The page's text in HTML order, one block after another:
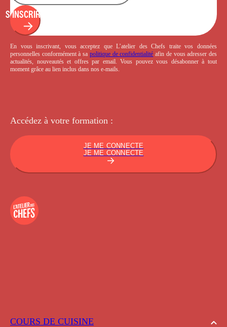
COURS DE CUISINE
S'INSCRIRE
En vous inscrivant, vous acceptez que L’atelier des Chefs traite vos données
personnelles conformément à sa politique de confidentialité afin de vous adresser des
actualités, nouveautés et offres par email. Vous pouvez vous désabonner à tout
moment grâce au lien inclus dans nos e-mails.
Accédez à votre formation :
JE ME CONNECTE
JE ME CONNECTE